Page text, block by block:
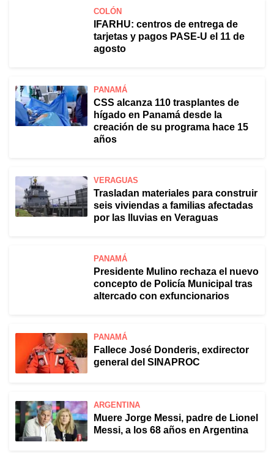
COLÓN
IFARHU: centros de entrega de
tarjetas y pagos PASE-U el 11 de
agosto
PANAMÁ
CSS alcanza 110 trasplantes de
hígado en Panamá desde la
creación de su programa hace 15
años
VERAGUAS
Trasladan materiales para construir
seis viviendas a familias afectadas
por las lluvias en Veraguas
PANAMÁ
Presidente Mulino rechaza el nuevo
concepto de Policía Municipal tras
altercado con exfuncionarios
PANAMÁ
Fallece José Donderis, exdirector
general del SINAPROC
ARGENTINA
Muere Jorge Messi, padre de Lionel
Messi, a los 68 años en Argentina